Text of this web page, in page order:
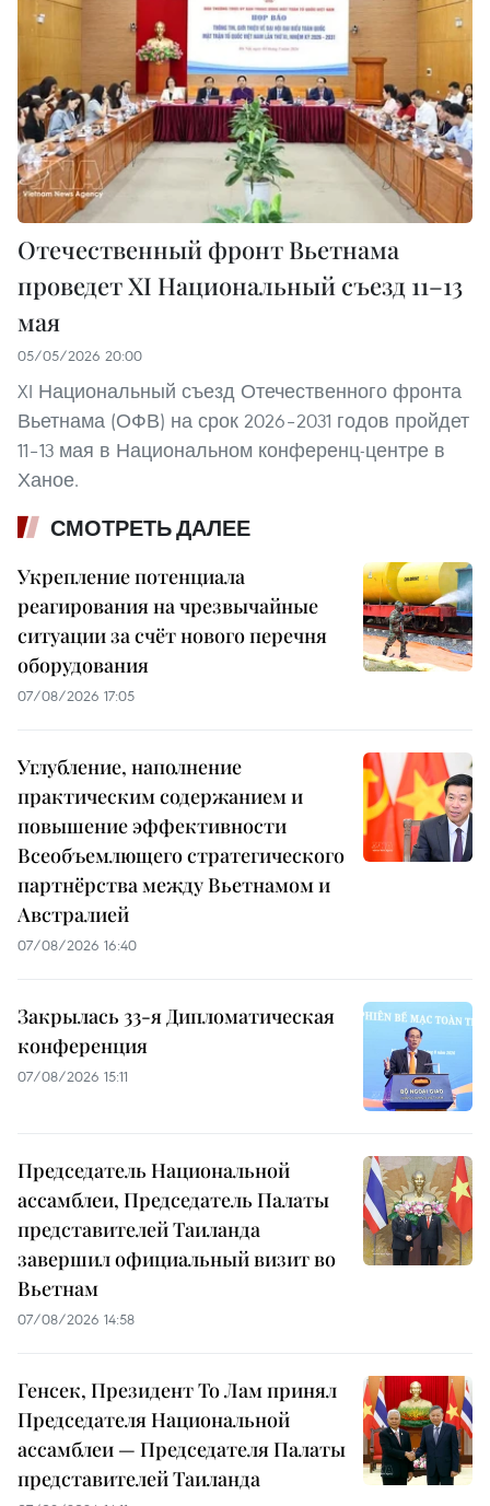
Отечественный фронт Вьетнама
проведет XI Национальный съезд 11–13
мая
05/05/2026 20:00
XI Национальный съезд Отечественного фронта
Вьетнама (ОФВ) на срок 2026–2031 годов пройдет
11–13 мая в Национальном конференц-центре в
Ханое.
СМОТРЕТЬ ДАЛЕЕ
Укрепление потенциала
реагирования на чрезвычайные
ситуации за счёт нового перечня
оборудования
07/08/2026 17:05
Углубление, наполнение
практическим содержанием и
повышение эффективности
Всеобъемлющего стратегического
партнёрства между Вьетнамом и
Австралией
07/08/2026 16:40
Закрылась 33-я Дипломатическая
конференция
07/08/2026 15:11
Председатель Национальной
ассамблеи, Председатель Палаты
представителей Таиланда
завершил официальный визит во
Вьетнам
07/08/2026 14:58
Генсек, Президент То Лам принял
Председателя Национальной
ассамблеи — Председателя Палаты
представителей Таиланда